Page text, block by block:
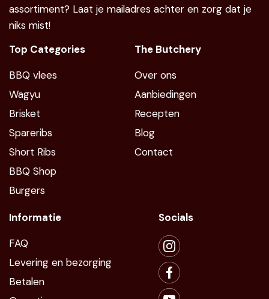
assortiment? Laat je mailadres achter en zorg dat je
niks mist!
Top Categories
BBQ vlees
Wagyu
Brisket
Spareribs
Short Ribs
BBQ Shop
Burgers
The Butchery
Over ons
Aanbiedingen
Recepten
Blog
Contact
Informatie
FAQ
Levering en bezorging
Betalen
Socials